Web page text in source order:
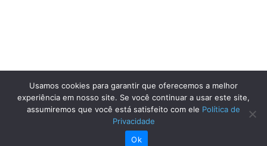
Usamos cookies para garantir que oferecemos a melhor
experiência em nosso site. Se você continuar a usar este site,
assumiremos que você está satisfeito com ele Política de
Privacidade
Ok